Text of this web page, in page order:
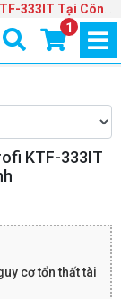
333IT Tại Công
Nam Định
1
KTF-333IT
cơ tổn thất tài